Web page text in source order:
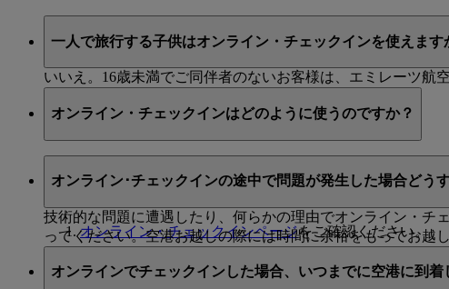
一人で旅行する子供はオンライン・チェックインを使えます
いいえ。16歳未満でご同伴者のないお客様は、エミレーツ航
オンライン・チェックインはどのように使うのですか？
オンライン・チェックインの際には、チェックインされる全
オンライン・チェックインページをご確認ください。
チェックインを始める際に、お客様の名字および予約番
オンライン･チェックインの途中で問題が発生した場合どう
技術的な問題に遭遇したり、何らかの理由でオンライン・チ
ってください。空港お越しの際には時間に余裕をもってお越し
オンラインでチェックインした場合、いつまでに空港に到着